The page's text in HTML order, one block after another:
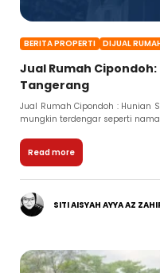
BERITA PROPERTI DIJUAL
Jual Rumah
Tangerang
Jual Rumah Cipondoh : Hunian
mungkin terdengar seperti
Read more
SITI AISYAH AYYA AZ